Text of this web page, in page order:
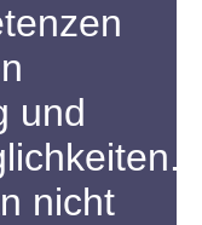
und
nicht